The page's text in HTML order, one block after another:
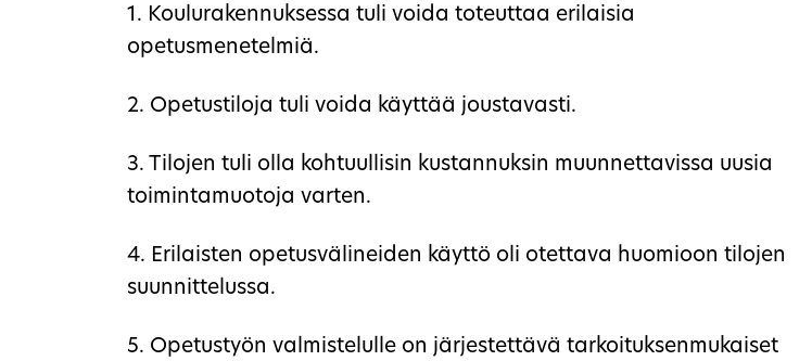
1. Koulurakennuksessa tuli voida toteuttaa erilaisia
opetusmenetelmiä.
2. Opetustiloja tuli voida käyttää joustavasti.
3. Tilojen tuli olla kohtuullisin kustannuksin muunnettavissa uusia
toimintamuotoja varten.
4. Erilaisten opetusvälineiden käyttö oli otettava huomioon tilojen
suunnittelussa.
5. Opetustyön valmistelulle on järjestettävä tarkoituksenmukaiset